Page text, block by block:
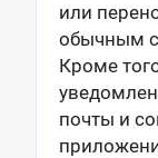
или
обычным
Кроме
почты и